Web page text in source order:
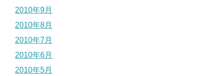
2010年9月
2010年8月
2010年7月
2010年6月
2010年5月